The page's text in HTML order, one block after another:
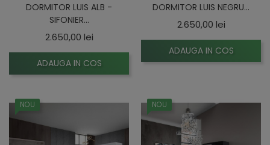
DORMITOR LUIS ALB -
SIFONIER...
2.650,00 leiPret
ADAUGA IN COS
DORMITOR LUIS NEGRU...
2.650,00 leiPret
ADAUGA IN COS
NOU NOU